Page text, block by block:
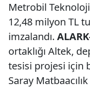
Metrobil Teknoloji
12,48 milyon TL
imzalandı.
ortaklığı Altek,
tesisi projesi için
Saray